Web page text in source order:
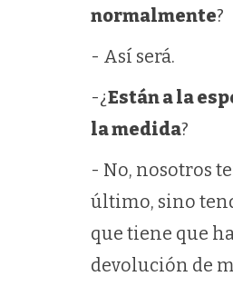
normalmente?
- Así será.
-¿Están a la
la medida?
- No, nosotros
último, sino
que tiene que
devolución de